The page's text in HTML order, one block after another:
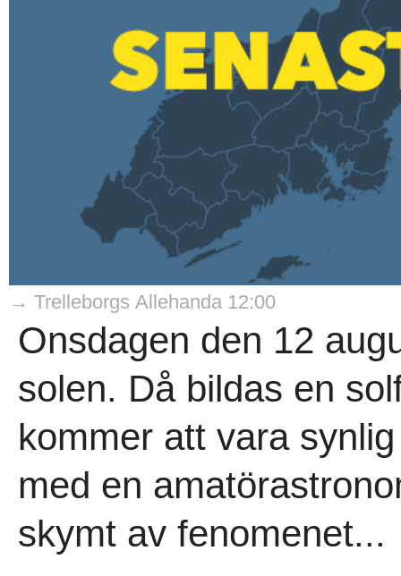
→ Trelleborgs Allehanda 12:00
Onsdagen den 12
solen. Då bildas en
kommer att vara
med en
skymt av fenomenet...